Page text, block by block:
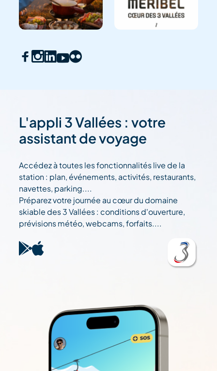
L'appli 3 Vallées : votre
assistant de voyage
Accédez à toutes les fonctionnalités live de la
station : plan, événements, activités, restaurants,
navettes, parking....
Préparez votre journée au cœur du domaine
skiable des 3 Vallées : conditions d'ouverture,
prévisions météo, webcams, forfaits....